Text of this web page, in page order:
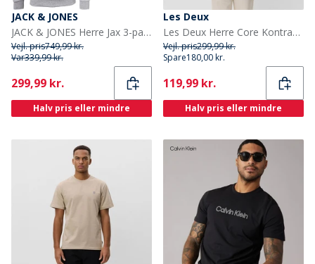
JACK & JONES
JACK & JONES Herre Jax 3-pak Sweat Hoodies Tap Sko/Lysegrå Melange/Marineblå Blazer
Vejl. pris749,99 kr.
Var339,99 kr.
Current
299,99 kr.
Halv pris eller mindre
Les Deux
Les Deux Herre Core Kontrast T-shirt Pine Green
Vejl. pris299,99 kr.
Spare180,00 kr.
Current
119,99 kr.
Halv pris eller mindre